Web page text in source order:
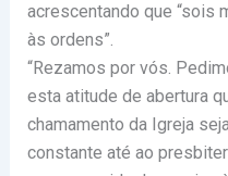
acrescentando que
às ordens”.
“Rezamos por vós.
esta atitude de abertura
chamamento da Igreja
constante até ao